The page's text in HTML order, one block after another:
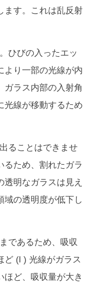
ます。これは乱反射
ひびの入ったエッ
より一部の光線が内
ガラス内部の入射角
光線が移動するため
ることはできませ
るため、割れたガラ
明なガラスは見え
域の透明度が低下し
であるため、吸収
ど ( ) 光線がガラス
ほど、吸収量が大き